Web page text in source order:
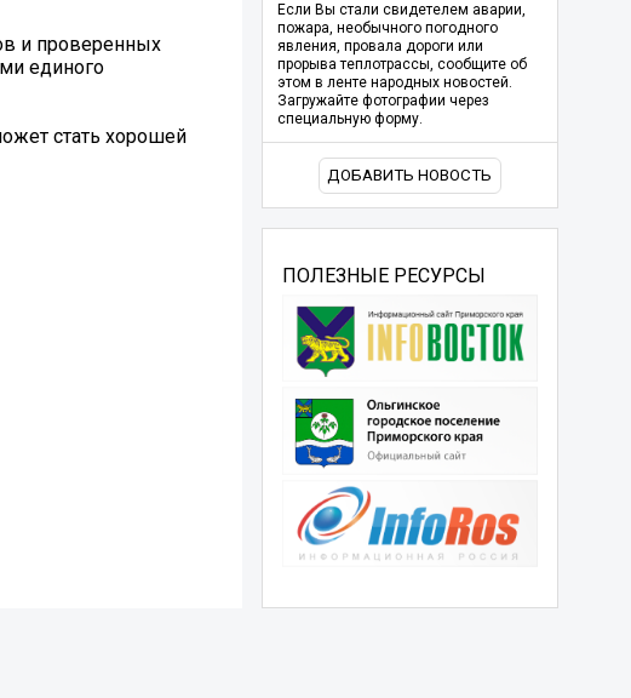
и проверенных
единого
стать хорошей
Если Вы стали свидетелем аварии,
пожара, необычного погодного
явления, провала дороги или
прорыва теплотрассы, сообщите об
этом в ленте народных новостей.
Загружайте фотографии через
специальную форму.
ДОБАВИТЬ НОВОСТЬ
ПОЛЕЗНЫЕ РЕСУРСЫ